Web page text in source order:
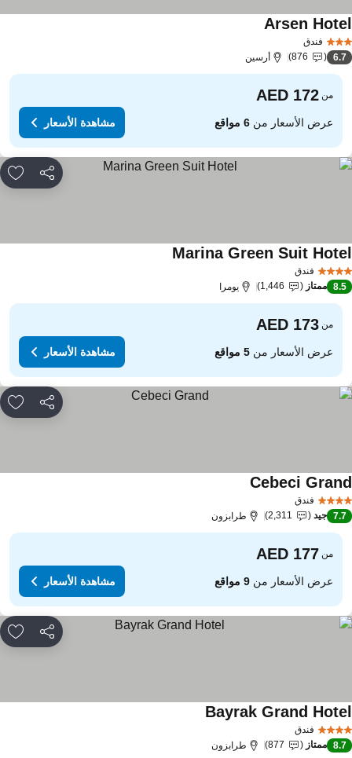
فندق
Arsen مشاهدة الأسعار
6.7
876 أرسين
من
عرض الأسعار من6 مواقع مشاهدة الأسعار
مشاركة
فندق
Marina Green Suitمشاهدة الأسعار
8.5 ممتاز 1,446 يومرا
من
عرض الأسعار من5 مواقع مشاهدة الأسعار
مشاركة
فندق
Cebeciمشاهدة الأسعار
7.7 جيد 2,311 طرابزون
من
عرض الأسعار من9 مواقع مشاهدة الأسعار
مشاركة
فندق
Bayrak Grandمشاهدة الأسعار
8.7 ممتاز 877 طرابزون